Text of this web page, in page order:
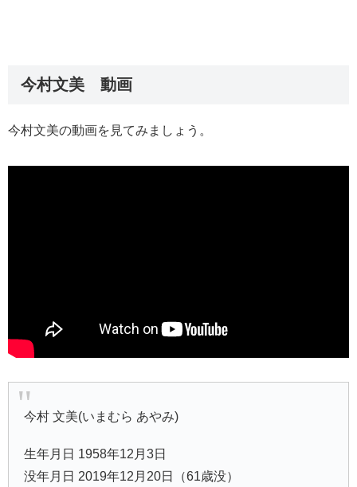
今村文美 動画
今村文美の動画を見てみましょう。
今村 文美(いまむら あやみ)
生年月日 1958年12月3日
没年月日 2019年12月20日（61歳没）